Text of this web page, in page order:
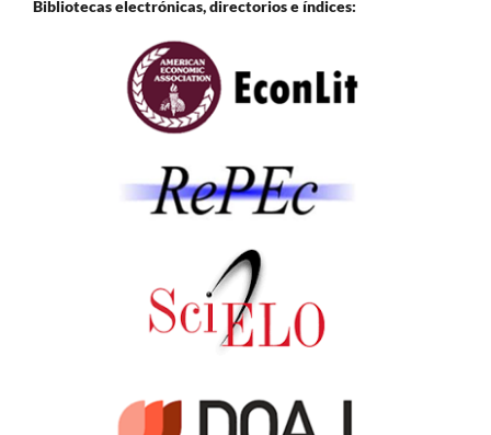
Bibliotecas electrónicas, directorios e índices: